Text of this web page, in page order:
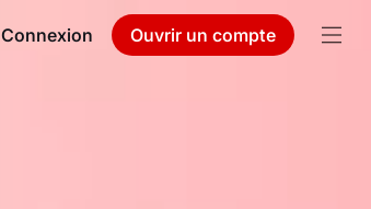
Connexion Ouvrir un compte